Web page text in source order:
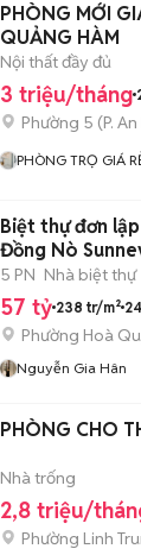
PHÒNG MỚI
QUẢNG HÀM
Nội thất đầy đủ
3 triệu/tháng
Phường 5 (P.
PHÒNG TRỌ GIÁ
Biệt thự đơn
Đồng
5 PN Nhà biệt thự
57 tỷ 238 tr/m²
Phường Hoà
Nguyễn Gia Hân
PHÒNG CHO
Nhà trống
2,8 triệu/
Phường Linh